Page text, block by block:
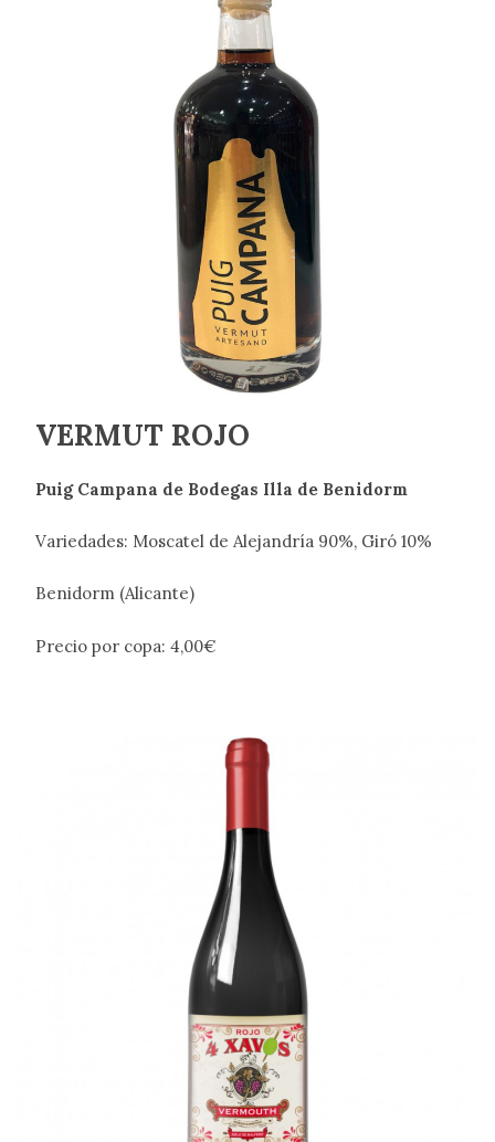
VERMUT ROJO
Puig Campana de Bodegas Illa de Benidorm
Variedades: Moscatel de Alejandría 90%, Giró 10%
Benidorm (Alicante)
Precio por copa: 4,00€